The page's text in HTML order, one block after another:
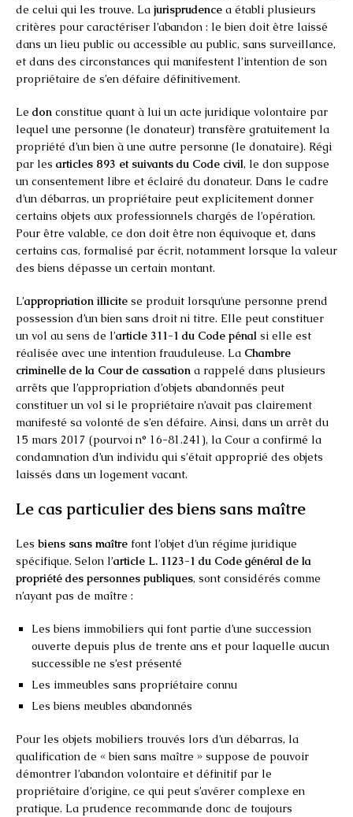
de celui qui les trouve. La jurisprudence a établi plusieurs
critères pour caractériser l’abandon : le bien doit être laissé
dans un lieu public ou accessible au public, sans surveillance,
et dans des circonstances qui manifestent l’intention de son
propriétaire de s’en défaire définitivement.
Le don constitue quant à lui un acte juridique volontaire par
lequel une personne (le donateur) transfère gratuitement la
propriété d’un bien à une autre personne (le donataire). Régi
par les articles 893 et suivants du Code civil, le don suppose
un consentement libre et éclairé du donateur. Dans le cadre
d’un débarras, un propriétaire peut explicitement donner
certains objets aux professionnels chargés de l’opération.
Pour être valable, ce don doit être non équivoque et, dans
certains cas, formalisé par écrit, notamment lorsque la valeur
des biens dépasse un certain montant.
L’appropriation illicite se produit lorsqu’une personne prend
possession d’un bien sans droit ni titre. Elle peut constituer
un vol au sens de l’article 311-1 du Code pénal si elle est
réalisée avec une intention frauduleuse. La Chambre
criminelle de la Cour de cassation a rappelé dans plusieurs
arrêts que l’appropriation d’objets abandonnés peut
constituer un vol si le propriétaire n’avait pas clairement
manifesté sa volonté de s’en défaire. Ainsi, dans un arrêt du
15 mars 2017 (pourvoi n° 16-81.241), la Cour a confirmé la
condamnation d’un individu qui s’était approprié des objets
laissés dans un logement vacant.
Le cas particulier des biens sans maître
Les biens sans maître font l’objet d’un régime juridique
spécifique. Selon l’article L. 1123-1 du Code général de la
propriété des personnes publiques, sont considérés comme
n’ayant pas de maître :
Les biens immobiliers qui font partie d’une succession
ouverte depuis plus de trente ans et pour laquelle aucun
successible ne s’est présenté
Les immeubles sans propriétaire connu
Les biens meubles abandonnés
Pour les objets mobiliers trouvés lors d’un débarras, la
qualification de « bien sans maître » suppose de pouvoir
démontrer l’abandon volontaire et définitif par le
propriétaire d’origine, ce qui peut s’avérer complexe en
pratique. La prudence recommande donc de toujours